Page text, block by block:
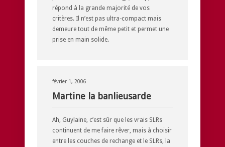
répond à la grande majorité de vos
critères. Il n’est pas ultra-compact mais
demeure tout de même petit et permet une
prise en main solide.
février 1, 2006
Martine la banlieusarde
Ah, Guylaine, c’est sûr que les vrais SLRs
continuent de me faire rêver, mais à choisir
entre les couches de rechange et le SLRs, la